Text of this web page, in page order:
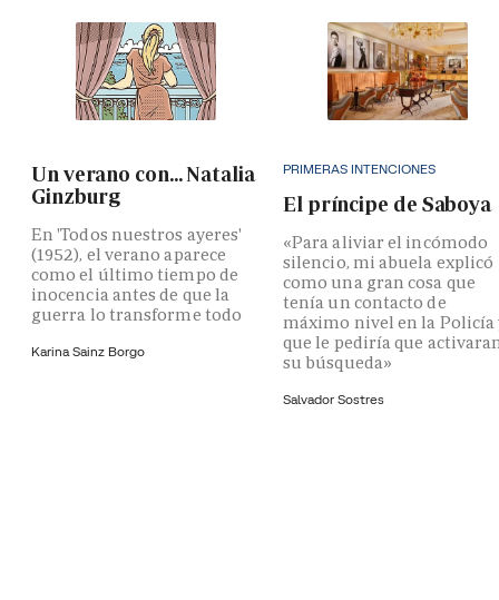
Un verano con... Natalia
Ginzburg
En 'Todos nuestros ayeres'
(1952), el verano aparece
como el último tiempo de
inocencia antes de que la
guerra lo transforme todo
Karina Sainz Borgo
PRIMERAS INTENCIONES
El príncipe de Saboya
«Para aliviar el incómodo
silencio, mi abuela explicó
como una gran cosa que
tenía un contacto de
máximo nivel en la Policía
que le pediría que
su búsqueda»
Salvador Sostres